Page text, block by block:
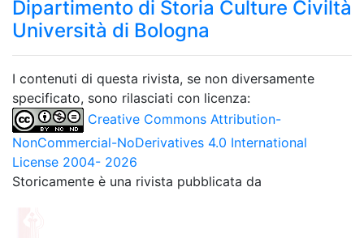
Dipartimento di Storia Culture Civiltà
Università di Bologna
I contenuti di questa rivista, se non diversamente
specificato, sono rilasciati con licenza:
Creative Commons Attribution-
NonCommercial-NoDerivatives 4.0 International
License 2004- 2026
Storicamente è una rivista pubblicata da